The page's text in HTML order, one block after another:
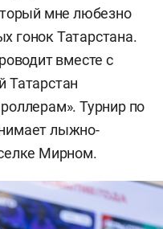
мне любезно
гонок Татарстана.
вместе с
Татарстан
Турнир по
лыжно-
Мирном.